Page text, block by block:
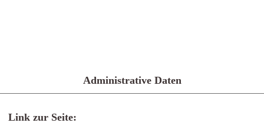
Administrative Daten
Link zur Seite: